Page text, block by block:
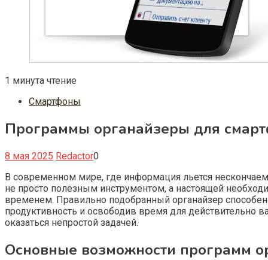
1 минута чтение
Смартфоны
Программы органайзеры для
8 мая 2025 Redactor0
В современном мире, где информация льется
не просто полезным инструментом, а настоящей
временем. Правильно подобранный органайзер
продуктивность и освободив время для
оказаться непростой задачей.
Основные возможности программ